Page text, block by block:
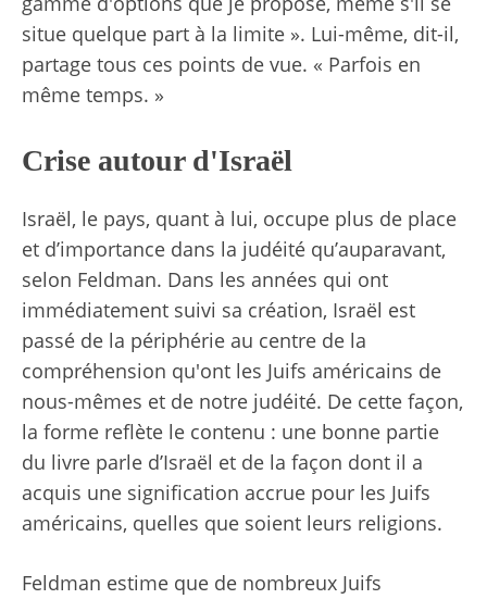
situe quelque part à la limite ». Lui-même, dit-il,
partage tous ces points de vue. « Parfois en
même temps. »
Crise autour d'Israël
Israël, le pays, quant à lui, occupe plus de place
et d’importance dans la judéité qu’auparavant,
selon Feldman. Dans les années qui ont
immédiatement suivi sa création, Israël est
passé de la périphérie au centre de la
compréhension qu'ont les Juifs américains de
nous-mêmes et de notre judéité. De cette façon,
la forme reflète le contenu : une bonne partie
du livre parle d’Israël et de la façon dont il a
acquis une signification accrue pour les Juifs
américains, quelles que soient leurs religions.
Feldman estime que de nombreux Juifs